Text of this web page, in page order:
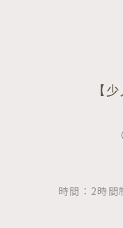
【
時間：2時